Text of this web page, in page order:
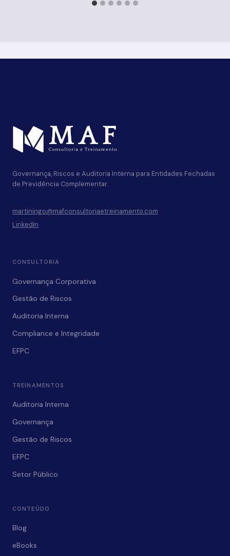
Governança, Riscos e Auditoria Interna para Entidades Fechadas
de Previdência Complementar.
martiningo@mafconsultoriaetreinamento.com
LinkedIn
CONSULTORIA
Governança Corporativa
Gestão de Riscos
Auditoria Interna
Compliance e Integridade
EFPC
TREINAMENTOS
Auditoria Interna
Governança
Gestão de Riscos
EFPC
Setor Público
CONTEÚDO
Blog
eBooks